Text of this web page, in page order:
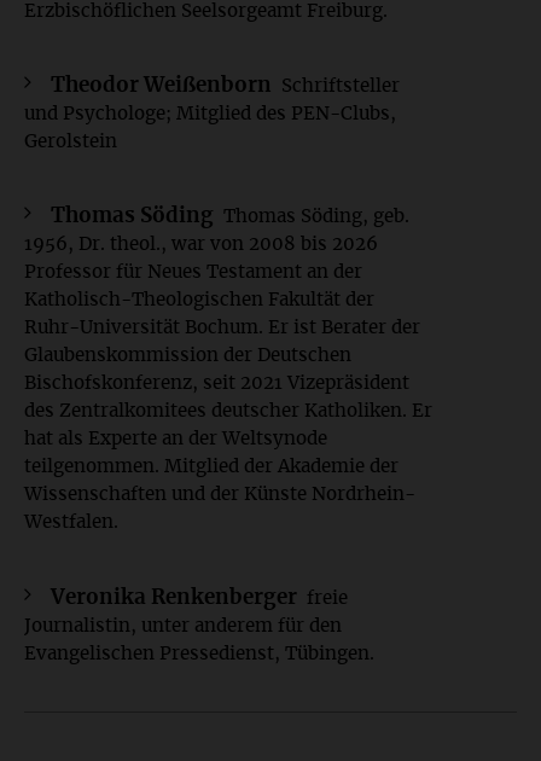
Erzbischöflichen Seelsorgeamt Freiburg.
Theodor Weißenborn
Schriftsteller
und Psychologe; Mitglied des PEN-Clubs,
Gerolstein
Thomas Söding Thomas Söding, geb.
1956, Dr. theol., war von 2008 bis 2026
Professor für Neues Testament an der
Katholisch-Theologischen Fakultät der
Ruhr-Universität Bochum. Er ist Berater der
Glaubenskommission der Deutschen
Bischofskonferenz, seit 2021 Vizepräsident
des Zentralkomitees deutscher Katholiken. Er
hat als Experte an der Weltsynode
teilgenommen. Mitglied der Akademie der
Wissenschaften und der Künste Nordrhein-
Westfalen.
Veronika Renkenberger
freie
Journalistin, unter anderem für den
Evangelischen Pressedienst, Tübingen.